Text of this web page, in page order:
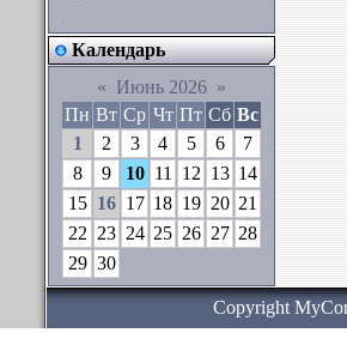
Календарь
« Июнь 2026 »
Пн Вт Ср Чт Пт Сб Вс
1
2 3 4 5 6
7
8
9 10 11 12 13 14
15 16 17 18 19 20 21
22 23 24 25 26 27 28
29 30
Copyright